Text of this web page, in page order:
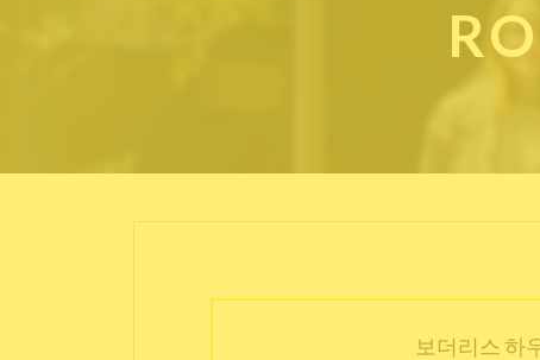
보더리스 하